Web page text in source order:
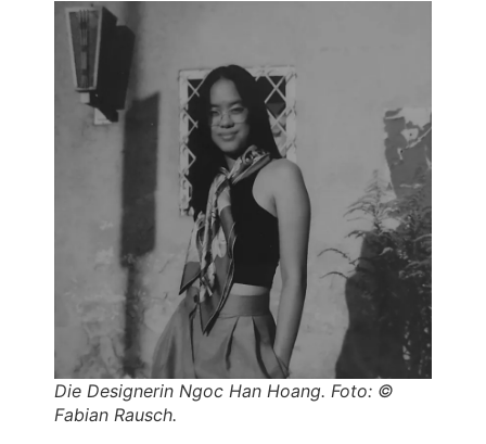
Die Designerin Ngoc Han Hoang. Foto: ©
Fabian Rausch.